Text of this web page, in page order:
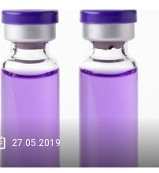
27.05.2019